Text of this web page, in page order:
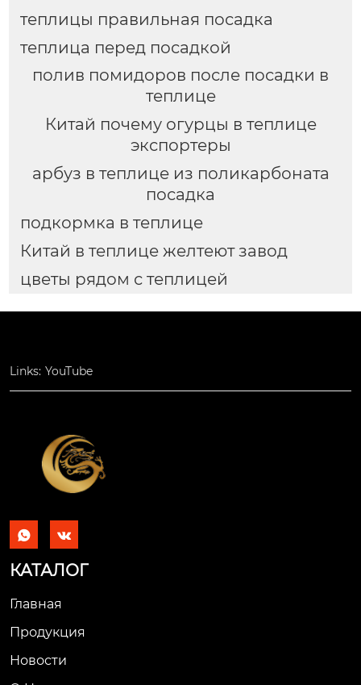
теплицы правильная посадка
теплица перед посадкой
полив помидоров после посадки в
теплице
Китай почему огурцы в теплице
экспортеры
арбуз в теплице из поликарбоната
посадка
подкормка в теплице
Китай в теплице желтеют завод
цветы рядом с теплицей
Links: YouTube
 
КАТАЛОГ
Главная
Продукция
Новости